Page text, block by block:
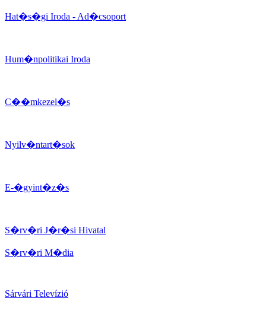
Hat�s�gi Iroda - Ad�csoport
Hum�npolitikai Iroda
C��mkezel�s
Nyilv�ntart�sok
E-�gyint�z�s
S�rv�ri J�r�si Hivatal
S�rv�ri M�dia
Sárvári Televízió